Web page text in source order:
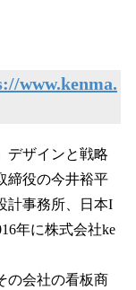
www.kenma.
デザインと戦略
締役の今井裕平
計事務所、日本I
年に株式会社ke
の会社の看板商